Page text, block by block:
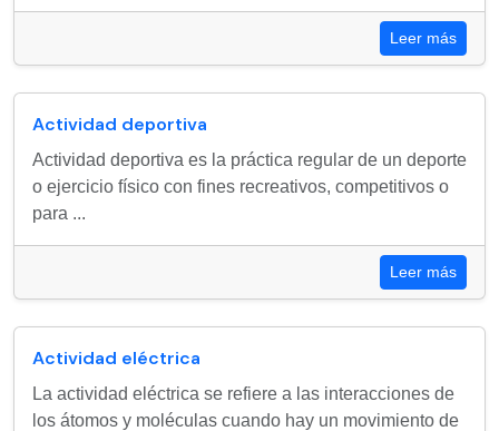
Leer más
Actividad deportiva
Actividad deportiva es la práctica regular de un deporte
o ejercicio físico con fines recreativos, competitivos o
para ...
Leer más
Actividad eléctrica
La actividad eléctrica se refiere a las interacciones de
los átomos y moléculas cuando hay un movimiento de